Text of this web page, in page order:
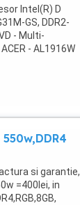
Intel(R) D
GS, DDR2-
- Multi-
- AL1916W
si garantie,
=400lei, in